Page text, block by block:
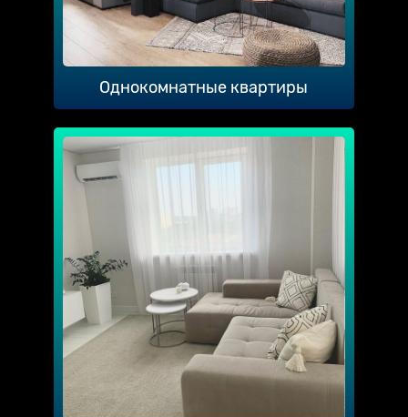
Однокомнатные квартиры